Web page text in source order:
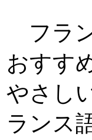
フラ
おすす
やさし
ランス